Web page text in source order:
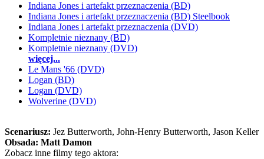
Indiana Jones i artefakt przeznaczenia (BD)
Indiana Jones i artefakt przeznaczenia (BD) Steelbook
Indiana Jones i artefakt przeznaczenia (DVD)
Kompletnie nieznany (BD)
Kompletnie nieznany (DVD)
więcej...
Le Mans '66 (DVD)
Logan (BD)
Logan (DVD)
Wolverine (DVD)
Scenariusz: Jez Butterworth, John-Henry Butterworth, Jason Keller
Obsada: Matt Damon
Zobacz inne filmy tego aktora: